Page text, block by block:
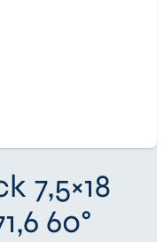
7,5×18
60°